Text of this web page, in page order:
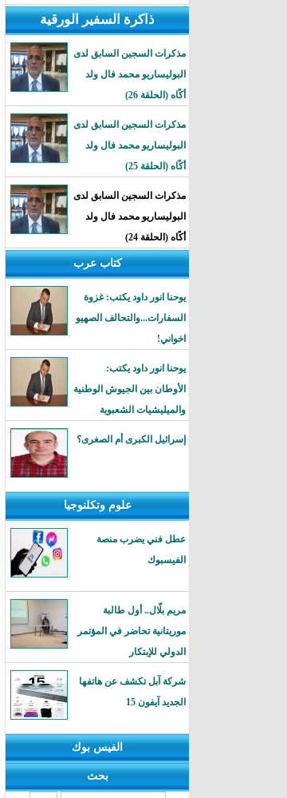
ذاكرة السفير الورقية
مذكرات السجين السابق لدى
البوليساريو محمد فال ولد
أكًاه (الحلقة 26)
مذكرات السجين السابق لدى
البوليساريو محمد فال ولد
أكًاه (الحلقة 25)
مذكرات السجين السابق لدى
البوليساريو محمد فال ولد
أكًاه (الحلقة 24)
كتاب عرب
يوحنا انور داود يكتب: غزوة
السفارات...والتحالف الصهيو
اخواني!
يوحنا انور داود يكتب:
الأوطان بين الجيوش الوطنية
والميليشيات الشعبوية
إسرائيل الكبرى أم الصغرى؟
علوم وتكلنوجيا
عطل فني يضرب منصة
الفيسبوك
مريم بلّال.. أول طالبة
موريتانية تحاضر في المؤتمر
الدولي للإبتكار
شركة آبل تكشف عن هاتفها
الجديد آيفون 15
الفيس بوك
بحث